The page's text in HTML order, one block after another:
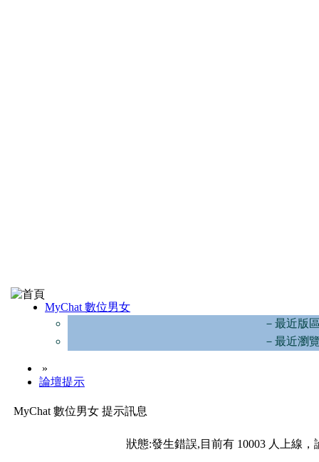
MyChat 數位男女
－最近版
－最近瀏
»
論壇提示
MyChat 數位男女 提示訊息
狀態:發生錯誤,目前有 10003 人上線